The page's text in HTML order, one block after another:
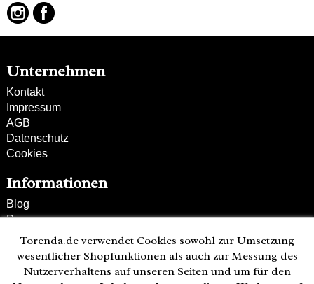
Unternehmen
Kontakt
Impressum
AGB
Datenschutz
Cookies
Informationen
Blog
Presse
Partner
Versand und Zahlung
Bestellung wiederrufen
Torenda.de verwendet Cookies sowohl zur Umsetzung
wesentlicher Shopfunktionen als auch zur Messung des
Nutzerverhaltens auf unseren Seiten und um für den